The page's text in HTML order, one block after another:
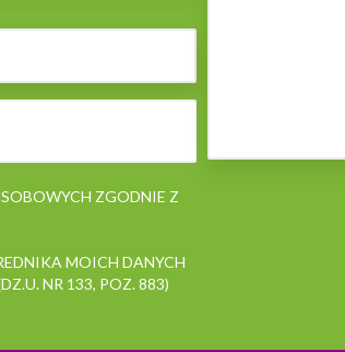
ZGODNIE Z
MOICH DANYCH
NR 133, POZ. 883)